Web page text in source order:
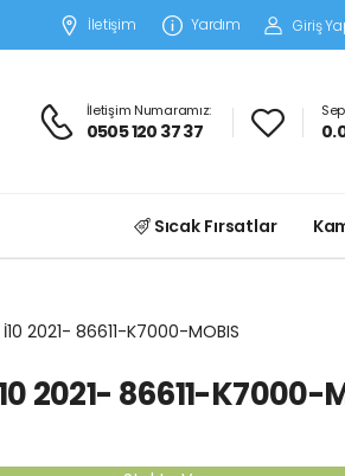
İletişim Yardım Giriş
İletişim Numaramız:
0505 120 37 37
Sıcak Fırsatlar
İ10 2021- 86611-K7000-MOBIS
2021- 86611-K7000-